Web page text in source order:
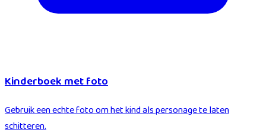
Kinderboek met foto
Gebruik een echte foto om het kind als personage te laten
schitteren.